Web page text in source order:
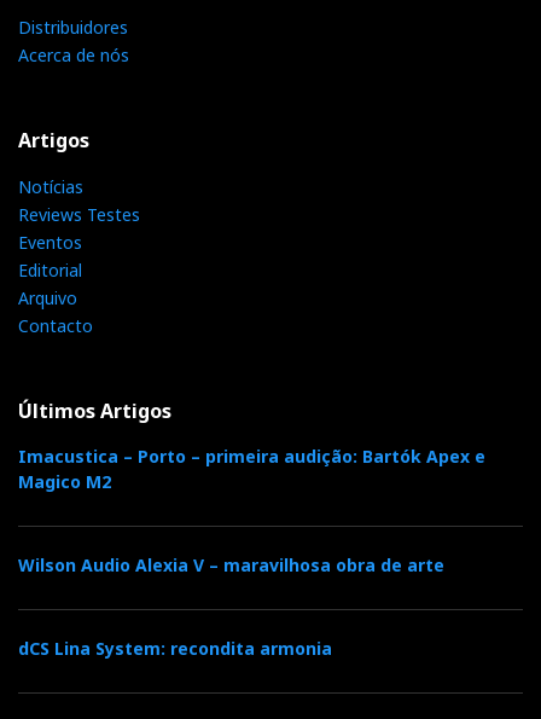
s
Distribuidores
Acerca de nós
Artigos
Notícias
Reviews Testes
Eventos
Editorial
Arquivo
Contacto
Últimos Artigos
Imacustica – Porto – primeira audição: Bartók Apex e
Magico M2
Wilson Audio Alexia V – maravilhosa obra de arte
dCS Lina System: recondita armonia